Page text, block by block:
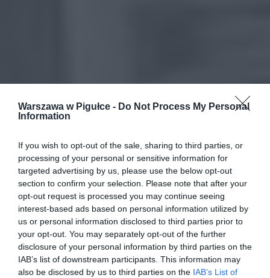
Warszawa w Pigułce - Do Not Process My Personal
Information
If you wish to opt-out of the sale, sharing to third parties, or
processing of your personal or sensitive information for
targeted advertising by us, please use the below opt-out
section to confirm your selection. Please note that after your
opt-out request is processed you may continue seeing
interest-based ads based on personal information utilized by
us or personal information disclosed to third parties prior to
your opt-out. You may separately opt-out of the further
disclosure of your personal information by third parties on the
IAB’s list of downstream participants. This information may
also be disclosed by us to third parties on the IAB’s List of